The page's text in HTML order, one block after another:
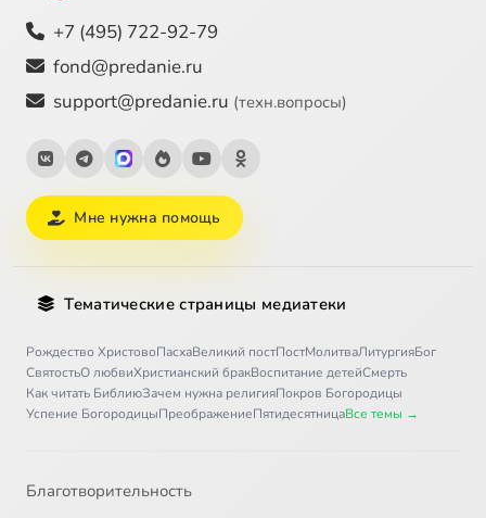
+7 (495) 722-92-79
fond@predanie.ru
support@predanie.ru (техн.вопросы)
Мне нужна помощь
Тематические страницы медиатеки
Рождество ХристовоПасхаВеликий постПостМолитваЛитургияБог
СвятостьО любвиХристианский бракВоспитание детейСмерть
Как читать БиблиюЗачем нужна религияПокров Богородицы
Успение БогородицыПреображениеПятидесятницаВсе темы →
Благотворительность